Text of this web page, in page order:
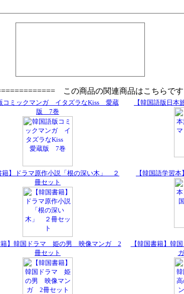
この商品の関連商品はこちらで
コミックマンガ イタズラなKiss 愛蔵
版 7巻
【韓国語版日
籍】ドラマ原作小説「根の深い木」 ２
冊セット
【韓国語学習
籍】韓国ドラマ 姫の男 映像マンガ 2
冊セット
【韓国書籍】